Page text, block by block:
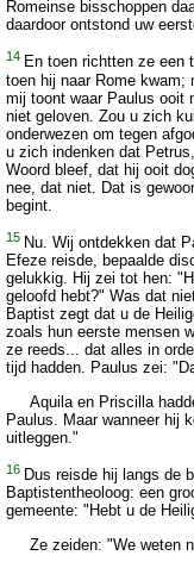
Romeinse bisschoppen
daardoor ontstond uw
14 En toen richtten ze een
toen hij naar Rome kwam;
mij toont waar Paulus ooit
niet geloven. Zou u zich
onderwezen om tegen
u zich indenken dat
Woord bleef, dat hij ooit
nee, dat niet. Dat is
begint.
15 Nu. Wij ontdekken dat
Efeze reisde, bepaalde
gelukkig. Hij zei tot hen:
geloofd hebt?" Was dat
Baptist zegt dat u de
zoals hun eerste mensen
ze reeds... dat alles in
tijd hadden. Paulus zei:
Aquila en Priscilla
Paulus. Maar wanneer hij
uitleggen."
16 Dus reisde hij langs de
Baptistentheoloog: een
gemeente: "Hebt u de
Ze zeiden: "We weten